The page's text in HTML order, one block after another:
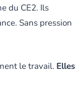
du CE2. Ils
Sans pression
le travail. Elles